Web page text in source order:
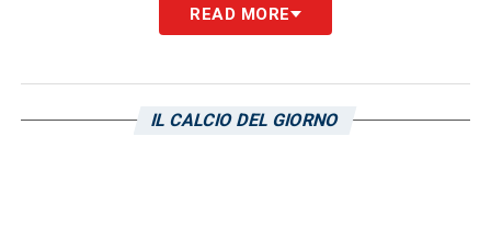
nel 2009 aveva invaso il campo
biancocelesti e giallorossi, è stato
identificato dagli uomini della Digos grazie
READ MORE
IL CALCIO DEL GIORNO